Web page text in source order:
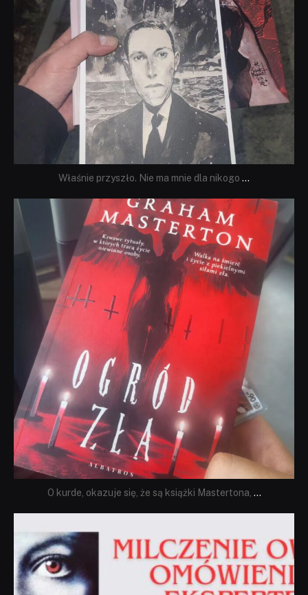
Właśnie przyszło. Nie ma mnie dla nikogo ...
dobryhorror
Sie 23
O kurde, okazuje się, że są książki Mastertona, ...